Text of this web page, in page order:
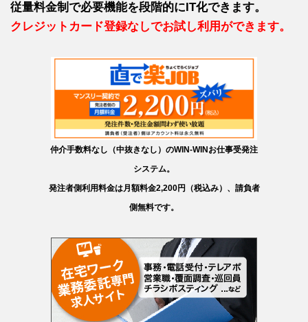
従量料金制で必要機能を段階的にIT化できます。
クレジットカード登録なしでお試し利用ができます。
仲介手数料なし（中抜きなし）のWIN-WINお仕事受発注
システム。
発注者側利用料金は月額料金2,200円（税込み）、請負者
側無料です。